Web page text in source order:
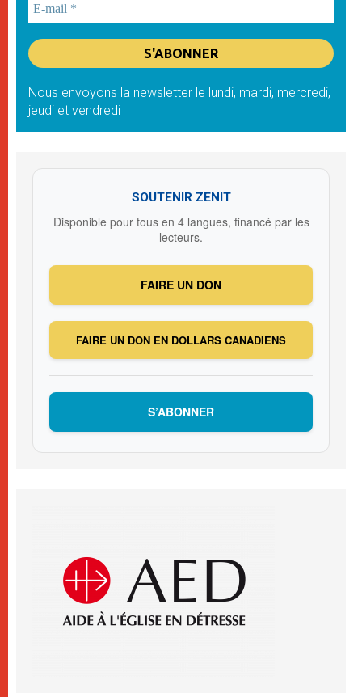
Nous envoyons la newsletter le lundi, mardi, mercredi,
jeudi et vendredi
SOUTENIR ZENIT
Disponible pour tous en 4 langues, financé par les
lecteurs.
FAIRE UN DON
FAIRE UN DON EN DOLLARS CANADIENS
S’ABONNER